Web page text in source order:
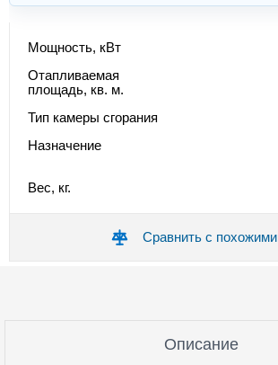
Мощность, кВт
Отапливаемая
площадь, кв. м.
Тип камеры сгорания
Назначение
Вес, кг.
Сравнить с похожими
Описание